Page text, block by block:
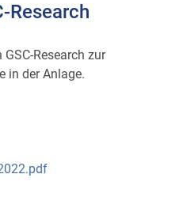
Research
Research zur
in der Anlage.